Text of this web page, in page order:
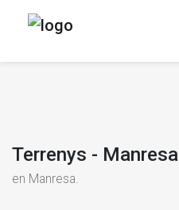
Terrenys - Manresa
en Manresa.